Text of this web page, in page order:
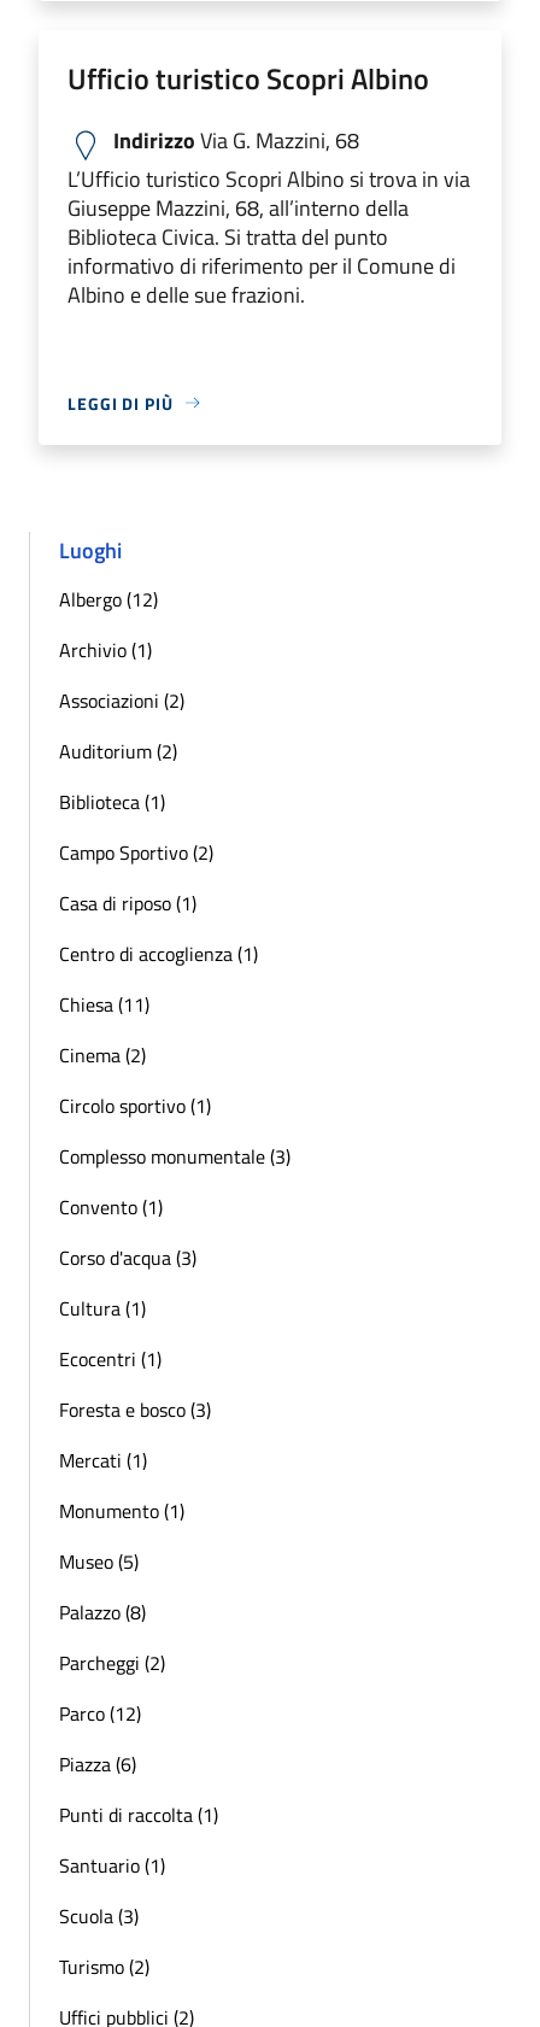
Ufficio turistico Scopri Albino
IndirizzoVia G. Mazzini, 68
L’Ufficio turistico Scopri Albino si trova in via
Giuseppe Mazzini, 68, all’interno della
Biblioteca Civica. Si tratta del punto
informativo di riferimento per il Comune di
Albino e delle sue frazioni.
LEGGI DI PIÙ
Luoghi
Albergo (12)
Archivio (1)
Associazioni (2)
Auditorium (2)
Biblioteca (1)
Campo Sportivo (2)
Casa di riposo (1)
Centro di accoglienza (1)
Chiesa (11)
Cinema (2)
Circolo sportivo (1)
Complesso monumentale (3)
Convento (1)
Corso d'acqua (3)
Cultura (1)
Ecocentri (1)
Foresta e bosco (3)
Mercati (1)
Monumento (1)
Museo (5)
Palazzo (8)
Parcheggi (2)
Parco (12)
Piazza (6)
Punti di raccolta (1)
Santuario (1)
Scuola (3)
Turismo (2)
Uffici pubblici (2)